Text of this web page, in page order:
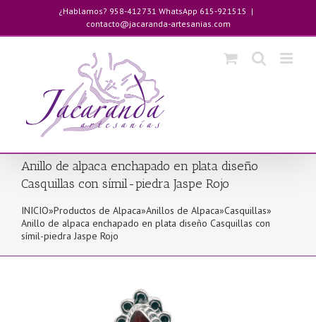
contenido
¿Hablamos? 958-412731 WhatsApp 615-921515 |
contacto@jacaranda-artesanias.com
Anillo de alpaca enchapado en plata diseño
Casquillas con símil-piedra Jaspe Rojo
INICIO»Productos de Alpaca»Anillos de Alpaca»Casquillas»
Anillo de alpaca enchapado en plata diseño Casquillas con
símil-piedra Jaspe Rojo